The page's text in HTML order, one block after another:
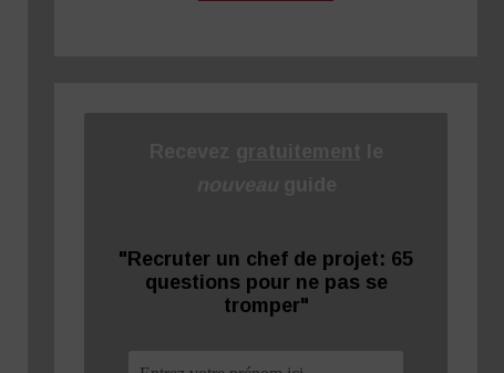
"Recruter un chef de projet: 65
questions pour ne pas se
tromper"